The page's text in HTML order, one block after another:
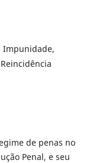
Impunidade,
de penas no
Penal, e seu